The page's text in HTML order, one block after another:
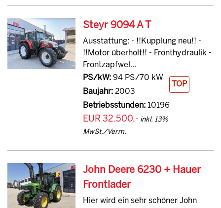
Steyr 9094 A T
Ausstattung: - !!Kupplung neu!! -
!!Motor überholt!! - Fronthydraulik -
Frontzapfwel...
PS/kW:94 PS/70 kW
Baujahr:2003
Betriebsstunden:10196
TOP
EUR 32.500,- inkl. 13%
MwSt./Verm.
John Deere 6230 + Hauer
Frontlader
Hier wird ein sehr schöner John